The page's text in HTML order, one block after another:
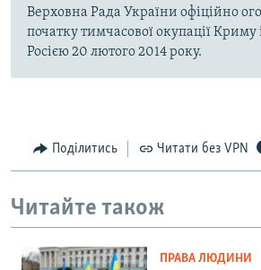
Верховна Рада України офіційно
початку тимчасової окупації Криму
Росією 20 лютого 2014 року.
Поділитись Читати без VPN
Читайте також
ПРАВА ЛЮДИНИ